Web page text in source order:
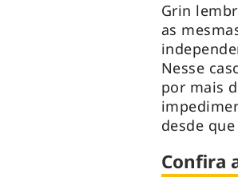
Grin
as
Nesse
por mais
desde
Confira